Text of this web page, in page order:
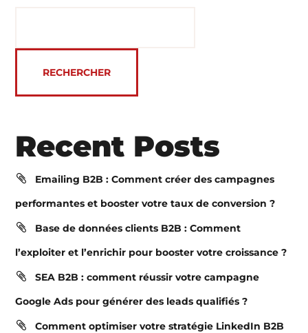
RECHERCHER
Recent Posts
Emailing B2B : Comment créer des campagnes
performantes et booster votre taux de conversion ?
Base de données clients B2B : Comment
l’exploiter et l’enrichir pour booster votre croissance ?
SEA B2B : comment réussir votre campagne
Google Ads pour générer des leads qualifiés ?
Comment optimiser votre stratégie LinkedIn B2B